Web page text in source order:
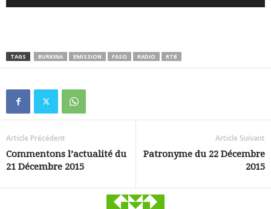
audio
TAGS BURKINA EMISSION FASO RADIO RTB
Article Précédent
Commentons l’actualité du
21 Décembre 2015
Article Suivant
Patronyme du 22 Décembre
2015